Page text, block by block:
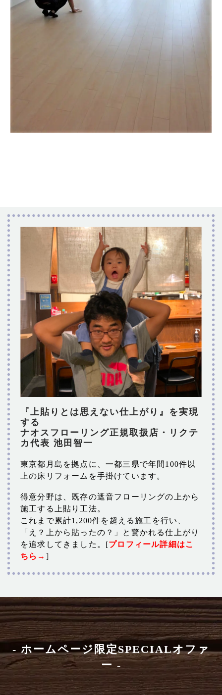
『上貼りとは思えない仕上がり』を実現
する
ナオスフローリング正規取扱店・リクテ
カ代表 池田智一
東京都月島を拠点に、一都三県で年間100件以
上の床リフォームを手掛けています。
得意分野は、既存の遮音フローリングの上から
施工する上貼り工法。
これまで累計1,200件を超える施工を行い、
「え？上から貼ったの？」と驚かれる仕上がり
を追求してきました。[プロフィール詳細はこ
ちら→ ]
- ホームページ限定SPECIALオファ
ー -